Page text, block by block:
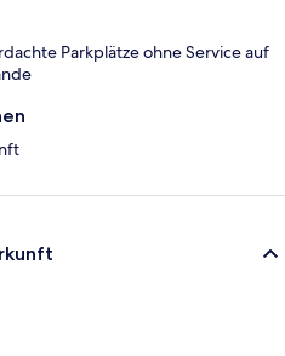
Parkplätze ohne Service auf